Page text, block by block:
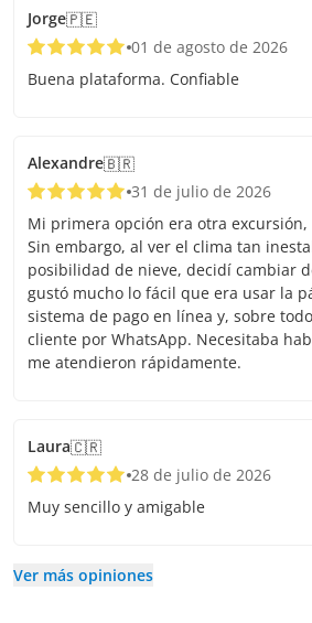
Jorge🇵🇪
01 de agosto de 2026
Buena plataforma. Confiable
Alexandre🇧🇷
31 de julio de 2026
Mi primera opción era otra
Sin embargo, al ver el clima tan
posibilidad de nieve, decidí cambiar
gustó mucho lo fácil que era usar la
sistema de pago en línea y, sobre
cliente por WhatsApp. Necesitaba
me atendieron rápidamente.
Laura🇨🇷
28 de julio de 2026
Muy sencillo y amigable
Ver más opiniones